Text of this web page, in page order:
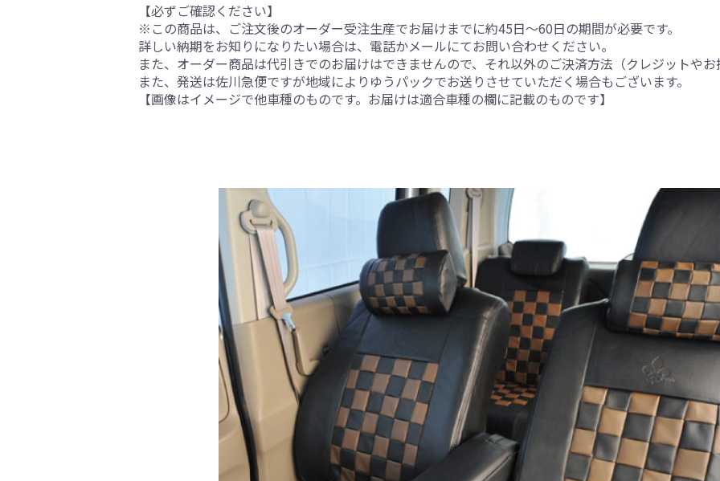
【必ずご確認ください】
※この商品は、ご注文後のオーダー受注生産でお届けまでに約45日～60日の期間が必要です。
詳しい納期をお知りになりたい場合は、電話かメールにてお問い合わせください。
また、オーダー商品は代引きでのお届けはできませんので、それ以外のご決済方法（クレジットやお
また、発送は佐川急便ですが地域によりゆうパックでお送りさせていただく場合もございます。
【画像はイメージで他車種のものです。お届けは適合車種の欄に記載のものです】